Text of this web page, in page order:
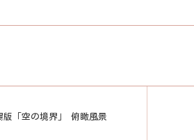
版「空の境界」 俯瞰風景